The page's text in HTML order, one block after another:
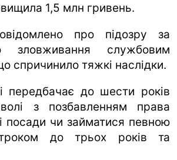
1,5 млн гривень.
про підозру за
зловживання службовим
спричинило тяжкі наслідки.
передбачає до шести років
з позбавленням права
посади чи займатися певною
до трьох років та